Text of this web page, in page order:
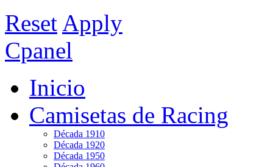
Reset Apply
Cpanel
Inicio
Camisetas de Racing
Década 1910
Década 1920
Década 1950